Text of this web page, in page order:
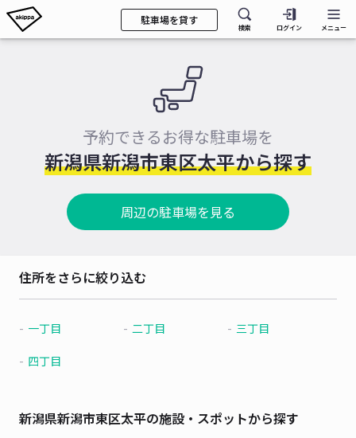
駐車場を貸す
検索 ログイン メニュー
予約できるお得な駐車場を
新潟県新潟市東区太平から探す
周辺の駐車場を見る
住所をさらに絞り込む
一丁目 二丁目 三丁目
四丁目
新潟県新潟市東区太平の施設・スポットから探す